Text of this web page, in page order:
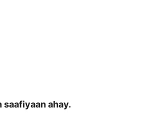
ahay.